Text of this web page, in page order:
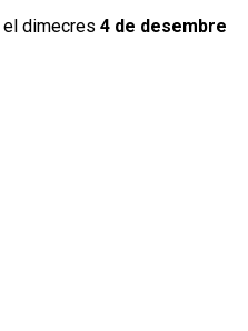
el dimecres 4 de desembre